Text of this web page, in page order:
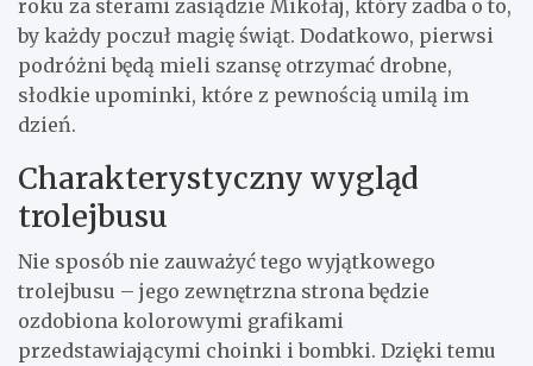
roku za sterami zasiądzie Mikołaj, który zadba o to,
by każdy poczuł magię świąt. Dodatkowo, pierwsi
podróżni będą mieli szansę otrzymać drobne,
słodkie upominki, które z pewnością umilą im
dzień.
Charakterystyczny wygląd
trolejbusu
Nie sposób nie zauważyć tego wyjątkowego
trolejbusu – jego zewnętrzna strona będzie
ozdobiona kolorowymi grafikami
przedstawiającymi choinki i bombki. Dzięki temu